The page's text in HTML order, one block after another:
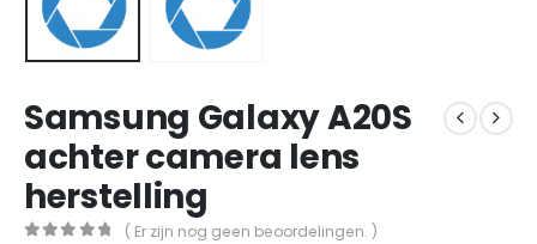
Samsung Galaxy A20S
achter camera lens
herstelling
( Er zijn nog geen beoordelingen. )